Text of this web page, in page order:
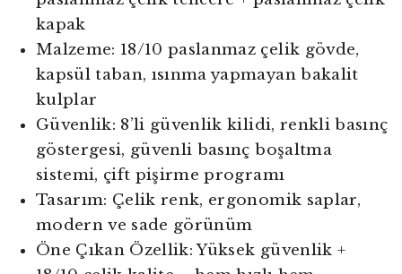
kapak
Malzeme: 18/10 paslanmaz çelik gövde,
kapsül taban, ısınma yapmayan bakalit
kulplar
Güvenlik: 8’li güvenlik kilidi, renkli basınç
göstergesi, güvenli basınç boşaltma
sistemi, çift pişirme programı
Tasarım: Çelik renk, ergonomik saplar,
modern ve sade görünüm
Öne Çıkan Özellik: Yüksek güvenlik +